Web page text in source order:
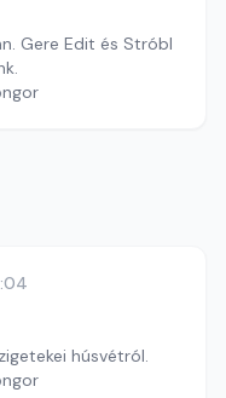
Gere Edit és Stróbl
húsvétról.